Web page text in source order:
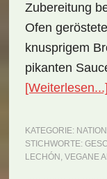
Zubereitung
Ofen
knusprigem
pikanten
[Weiterlesen...]
KATEGORIE:
STICHWORTE:
LECHÓN , VEGANE